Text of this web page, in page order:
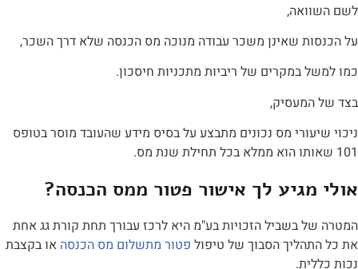
שאינן משכר עבודה מנוכה מס הכנסה שלא דרך השכר,
במקרים של ריביות מתכניות חיסכון.
מס נכונים מתבצע על בסיס מידע שהעובד מוסר בטופס
לך אישור פטור ממס הכנסה?
בשביל הזכויות בע"מ היא לרכז עבורך תחת קורת גג אחת
הסבוך של טיפולפטור מתשלום מס הכנסהאו בקצבת